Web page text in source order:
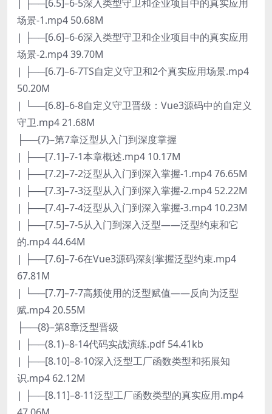
| ├──[6.5]–6-5深入类型守卫和企业项目中的真实应用
场景-1.mp4 50.68M
| ├──[6.6]–6-6深入类型守卫和企业项目中的真实应用
场景-2.mp4 39.70M
| ├──[6.7]–6-7TS自定义守卫和2个真实应用场景.mp4
50.20M
| └──[6.8]–6-8自定义守卫晋级：Vue3源码中的自定义
守卫.mp4 21.68M
├──{7}–第7章泛型从入门到深度掌握
| ├──[7.1]–7-1本章概述.mp4 10.17M
| ├──[7.2]–7-2泛型从入门到深入掌握-1.mp4 76.65M
| ├──[7.3]–7-3泛型从入门到深入掌握-2.mp4 52.22M
| ├──[7.4]–7-4泛型从入门到深入掌握-3.mp4 10.23M
| ├──[7.5]–7-5从入门到深入泛型——泛型约束和它
的.mp4 44.64M
| ├──[7.6]–7-6在Vue3源码深刻掌握泛型约束.mp4
67.81M
| └──[7.7]–7-7高频使用的泛型赋值——反向为泛型
赋.mp4 20.55M
├──{8}–第8章泛型晋级
| ├──(8.1)–8-14代码实战演练.pdf 54.41kb
| ├──[8.10]–8-10深入泛型工厂函数类型和拓展知
识.mp4 62.12M
| ├──[8.11]–8-11泛型工厂函数类型的真实应用.mp4